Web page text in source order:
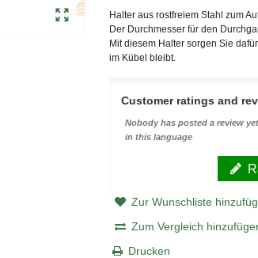
Halter aus rostfreiem Stahl zum
Der Durchmesser für den
Mit diesem Halter sorgen Sie
im Kübel bleibt.
Customer ratings and
Nobody has posted a review yet
in this language
Zur Wunschliste
Zum Vergleich
Drucken